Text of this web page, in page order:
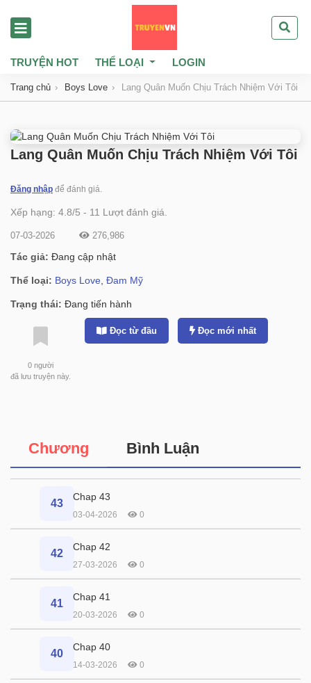
TRUYỆN HOT THỂ LOẠI LOGIN
Trang chủ Boys Love Lang Quân Muốn Chịu Trách Nhiệm Với Tôi
Lang Quân Muốn Chịu Trách Nhiệm Với Tôi
Đăng nhập để đánh giá.
Xếp hạng: 4.8/5 - 11 Lượt đánh giá.
07-03-2026 276,986
Tác giả: Đang cập nhật
Thể loại: Boys Love Đam Mỹ
Trạng thái: Đang tiến hành
0 người
đã lưu truyện này.
Đọc từ đầu Đọc mới nhất
Chương Bình Luận
43
Chap 43
03-04-2026 0
42
Chap 42
27-03-2026 0
41
Chap 41
20-03-2026 0
40
Chap 40
14-03-2026 0